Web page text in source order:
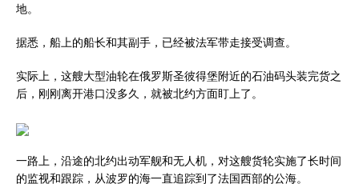
地。
据悉，船上的船长和其副手，已经被法军带走接受调查。
实际上，这艘大型油轮在俄罗斯圣彼得堡附近的石油码头装完货之
后，刚刚离开港口没多久，就被北约方面盯上了。
一路上，沿途的北约出动军舰和无人机，对这艘货轮实施了长时间
的监视和跟踪，从波罗的海一直追踪到了法国西部的公海。